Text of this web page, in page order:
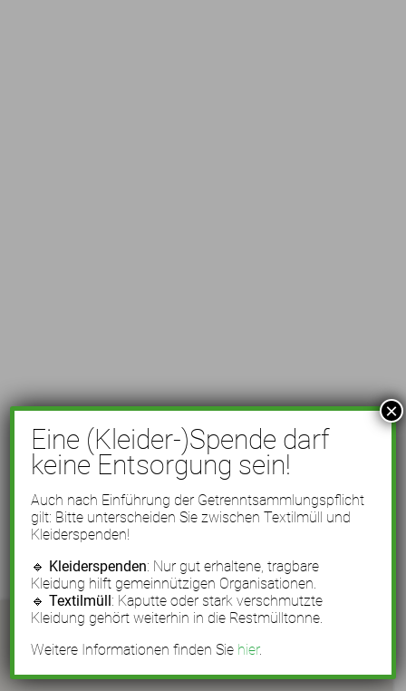
Eine (Kleider-)Spende darf
keine Entsorgung sein!
Auch nach Einführung der Getrenntsammlungspflicht
gilt: Bitte unterscheiden Sie zwischen Textilmüll und
Kleiderspenden!
🔹 Kleiderspenden: Nur gut erhaltene, tragbare
Kleidung hilft gemeinnützigen Organisationen.
🔹Textilmüll: Kaputte oder stark verschmutzte
Kleidung gehört weiterhin in die Restmülltonne.
Weitere Informationen finden Sie hier.
×